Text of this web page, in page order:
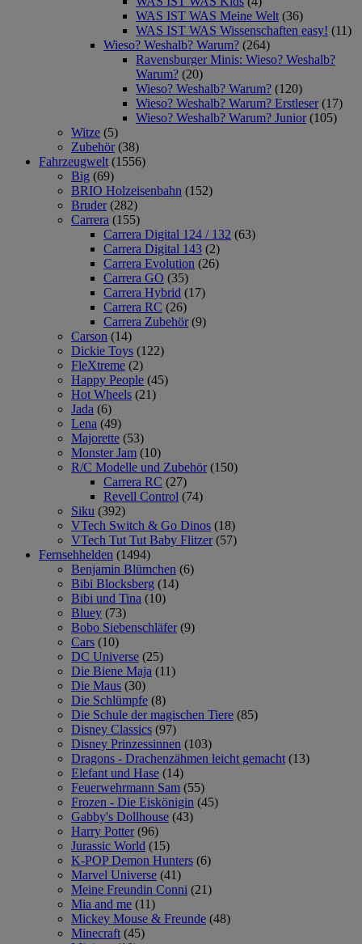
WAS IST WAS Meine Welt (36)
WAS IST WAS Wissenschaften easy! (11)
Wieso? Weshalb? Warum? (264)
Ravensburger Minis: Wieso? Weshalb?
Warum? (20)
Wieso? Weshalb? Warum? (120)
Wieso? Weshalb? Warum? Erstleser (17)
Wieso? Weshalb? Warum? Junior (105)
Witze (5)
Zubehör (38)
Fahrzeugwelt (1556)
Big (69)
BRIO Holzeisenbahn (152)
Bruder (282)
Carrera (155)
Carrera Digital 124 / 132 (63)
Carrera Digital 143 (2)
Carrera Evolution (26)
Carrera GO (35)
Carrera Hybrid (17)
Carrera RC (26)
Carrera Zubehör (9)
Carson (14)
Dickie Toys (122)
FleXtreme (2)
Happy People (45)
Hot Wheels (21)
Jada (6)
Lena (49)
Majorette (53)
Monster Jam (10)
R/C Modelle und Zubehör (150)
Carrera RC (27)
Revell Control (74)
Siku (392)
VTech Switch & Go Dinos (18)
VTech Tut Tut Baby Flitzer (57)
Fernsehhelden (1494)
Benjamin Blümchen (6)
Bibi Blocksberg (14)
Bibi und Tina (10)
Bluey (73)
Bobo Siebenschläfer (9)
Cars (10)
DC Universe (25)
Die Biene Maja (11)
Die Maus (30)
Die Schlümpfe (8)
Die Schule der magischen Tiere (85)
Disney Classics (97)
Disney Prinzessinnen (103)
Dragons - Drachenzähmen leicht gemacht (13)
Elefant und Hase (14)
Feuerwehrmann Sam (55)
Frozen - Die Eiskönigin (45)
Gabby's Dollhouse (43)
Harry Potter (96)
Jurassic World (15)
K-POP Demon Hunters (6)
Marvel Universe (41)
Meine Freundin Conni (21)
Mia and me (11)
Mickey Mouse & Freunde (48)
Minecraft (45)